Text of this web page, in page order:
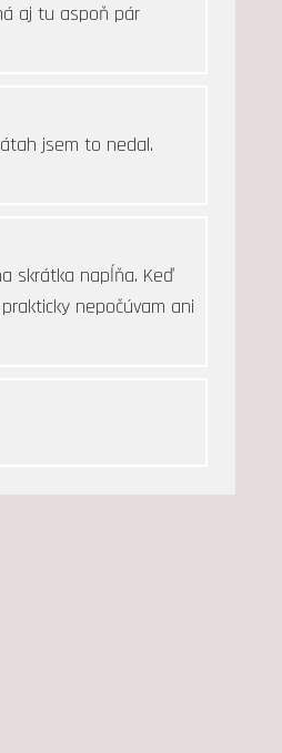
aj tu aspoň pár
jsem to nedal.
skrátka napĺňa. Keď
nepočúvam ani